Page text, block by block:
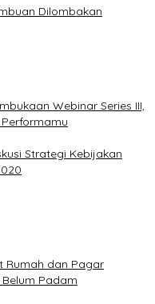
Dilombakan
Webinar Series III,
Strategi Kebijakan
Rumah dan Pagar
Padam